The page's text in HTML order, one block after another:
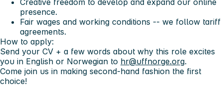
Creative freedom to develop and expand our online
presence.
Fair wages and working conditions -- we follow tariff
agreements.
How to apply:
Send your CV + a few words about why this role excites
you in English or Norwegian to hr@uffnorge.org.
Come join us in making second-hand fashion the first
choice!